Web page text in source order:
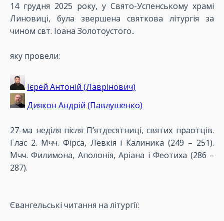
14 грудня 2025 року, у Свято-Успенському храмі
Линовиці, була звершена святкова літургія за
чином свт. Іоана Золотоустого..
яку провели:
Ієрей Антоній (Лаврінович)
Диякон Андрій (Павлушенко)
27-ма неділя після П’ятдесятниці, святих праотців.
Глас 2. Мчч. Фірса, Левкія і Калиника (249 – 251).
Мчч. Филимона, Аполонія, Аріана і Феотиха (286 –
287).
Євангельські читання на літургії: